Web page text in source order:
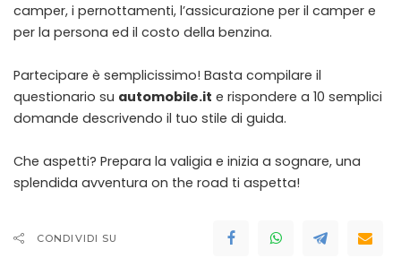
camper, i pernottamenti, l’assicurazione per il camper e
per la persona ed il costo della benzina.
Partecipare è semplicissimo! Basta compilare il
questionario su automobile.it e rispondere a 10 semplici
domande descrivendo il tuo stile di guida.
Che aspetti? Prepara la valigia e inizia a sognare, una
splendida avventura on the road ti aspetta!
CONDIVIDI SU